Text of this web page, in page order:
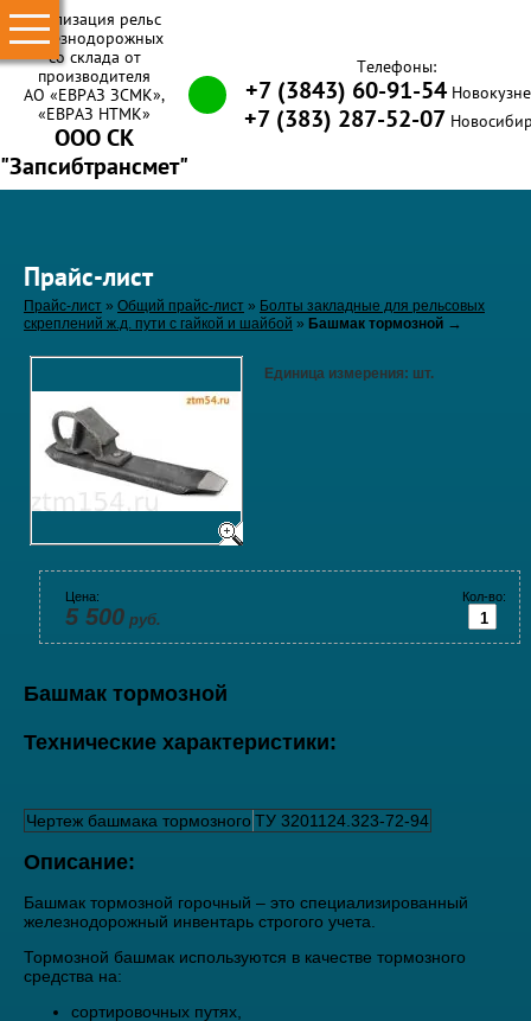
Реализация рельс
железнодорожных
со склада от
производителя
АО «ЕВРАЗ ЗСМК»,
«ЕВРАЗ НТМК»
ООО СК
"Запсибтрансмет"
Телефоны:
+7 (3843) 60-91-54
+7 (383) 287-52-07
Прайс-лист
Прайс-лист » Общий прайс-лист » Болты закладные для рельсовых
скреплений ж.д. пути с гайкой и шайбой » Башмак тормозной →
Единица измерения: шт.
Кол-во:
Цена:
5 500 руб.
Башмак тормозной
Технические характеристики:
Чертеж башмака тормозного ТУ 3201124.323-72-94
Описание:
Башмак тормозной горочный – это специализированный
железнодорожный инвентарь строгого учета.
Тормозной башмак используются в качестве тормозного
средства на:
сортировочных путях,